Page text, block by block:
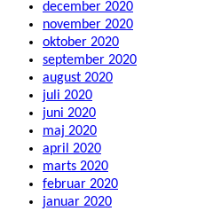
december 2020
november 2020
oktober 2020
september 2020
august 2020
juli 2020
juni 2020
maj 2020
april 2020
marts 2020
februar 2020
januar 2020